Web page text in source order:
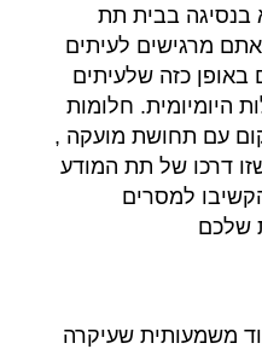
בנסיגה בבית תת
מרגישים לעיתים
באופן כזה שלעיתים
היומיומית. חלומות
עם תחושת מועקה ,
שזו דרכו של תת המודע
למסרים
שלכם
משמעותית שעיקרה